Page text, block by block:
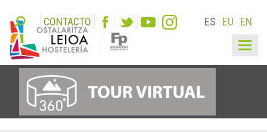
CONTACTO ES EU EN